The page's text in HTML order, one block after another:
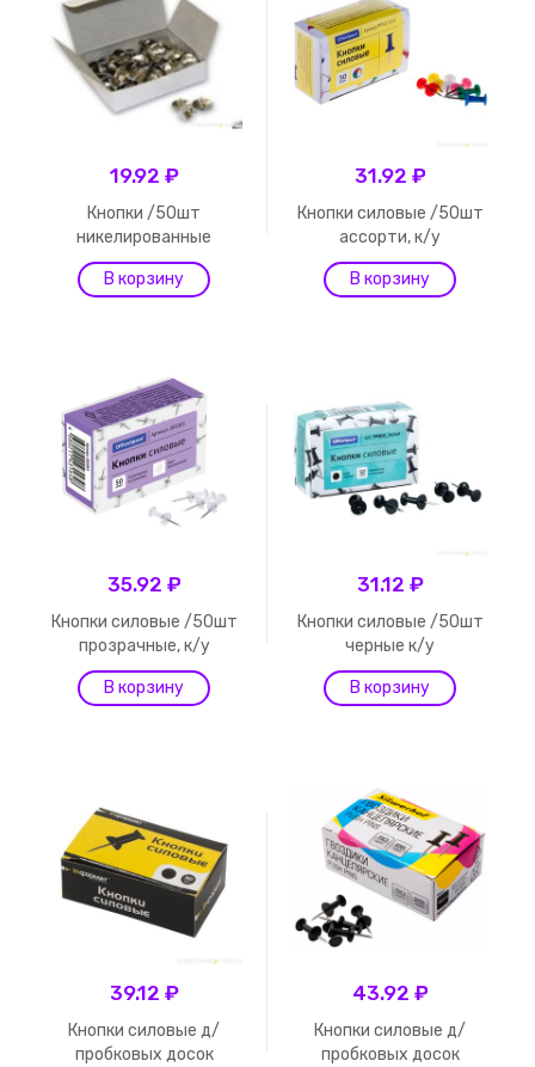
19.92 ₽
Кнопки /50шт
никелированные
31.92 ₽
Кнопки силовые /50шт
ассорти, к/у
35.92 ₽
Кнопки силовые /50шт
прозрачные, к/у
31.12 ₽
Кнопки силовые /50шт
черные к/у
39.12 ₽
Кнопки силовые д/
пробковых досок
43.92 ₽
Кнопки силовые д/
пробковых досок